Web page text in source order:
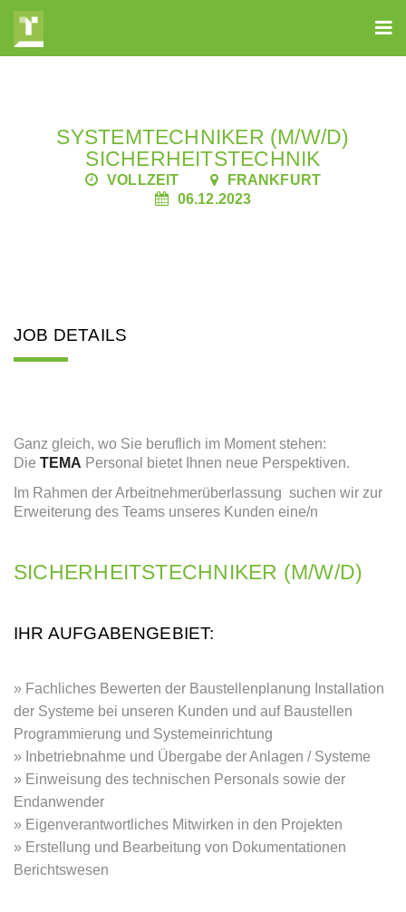
SYSTEMTECHNIKER (M/W/D)
SICHERHEITSTECHNIK
VOLLZEIT
FRANKFURT
06.12.2023
JOB DETAILS
Ganz gleich, wo Sie beruflich im Moment stehen:
Die TEMA Personal bietet Ihnen neue Perspektiven.
Im Rahmen der Arbeitnehmerüberlassung suchen wir zur
Erweiterung des Teams unseres Kunden eine/n
SICHERHEITSTECHNIKER (M/W/D)
IHR AUFGABENGEBIET:
Fachliches Bewerten der Baustellenplanung Installation
der Systeme bei unseren Kunden und auf Baustellen
Programmierung und Systemeinrichtung
Inbetriebnahme und Übergabe der Anlagen / Systeme
Einweisung des technischen Personals sowie der
Endanwender
Eigenverantwortliches Mitwirken in den Projekten
Erstellung und Bearbeitung von Dokumentationen
Berichtswesen